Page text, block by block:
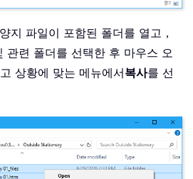
지 파일이 포함된 폴더를 열고，
관련 폴더를 선택한 후 마우스 오
상황에 맞는 메뉴에서복사를 선